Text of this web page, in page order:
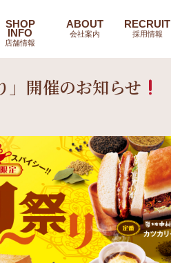
SHOP
INFO
店舗情報
ABOUT
会社案内
RECRUIT
採用情報
」開催のお知らせ